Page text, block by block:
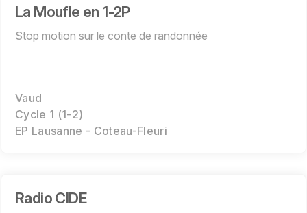
La Moufle en 1-2P
Stop motion sur le conte de randonnée
Vaud
Cycle 1 (1-2)
EP Lausanne - Coteau-Fleuri
Radio CIDE